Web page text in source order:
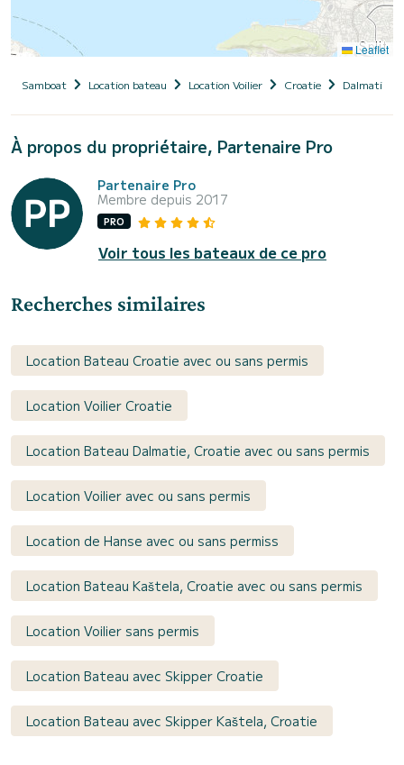
Leaflet
Samboat Location bateau Location Voilier Croatie Dalmatie
À propos du propriétaire, Partenaire Pro
Partenaire Pro
Membre depuis 2017
PRO
Voir tous les bateaux de ce pro
Recherches similaires
Location Bateau Croatie avec ou sans permis
Location Voilier Croatie
Location Bateau Dalmatie, Croatie avec ou sans permis
Location Voilier avec ou sans permis
Location de Hanse avec ou sans permiss
Location Bateau Kaštela, Croatie avec ou sans permis
Location Voilier sans permis
Location Bateau avec Skipper Croatie
Location Bateau avec Skipper Kaštela, Croatie